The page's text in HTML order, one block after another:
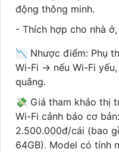
động thông minh.
- Thích hợp cho nhà
📉 Nhược điểm: Phụ
Wi-Fi → nếu Wi-Fi
quãng.
💸 Giá tham khảo thị
Wi-Fi cảnh báo cơ
2.500.000đ/cái (bao
64GB). Model có tính